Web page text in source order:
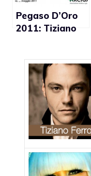
Pegaso D’Oro
2011: Tiziano
Margherita
Hack tra i
candidati